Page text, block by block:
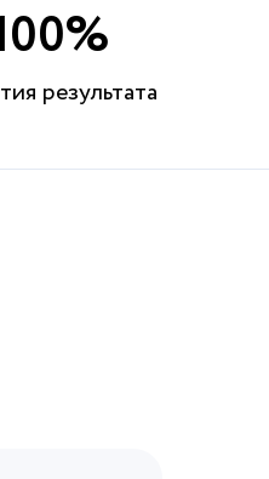
результата